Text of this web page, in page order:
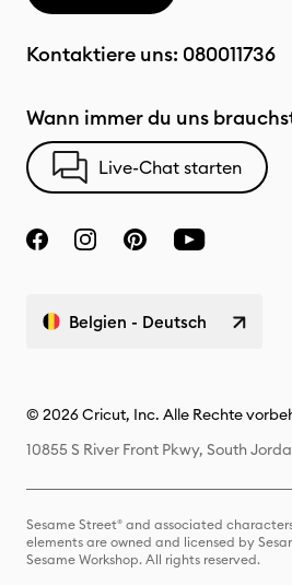
Kontaktiere uns: 080011736
Wann immer du uns
Live-Chat starten
Belgien - Deutsch
© 2026 Cricut, Inc. Alle Rechte
10855 S River Front Pkwy, South
Sesame Street® and associated
elements are owned and licensed by
Sesame Workshop. All rights reserved.